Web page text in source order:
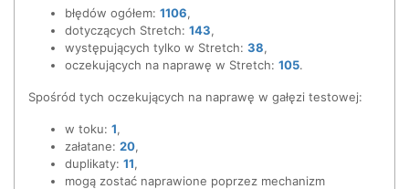
błędów ogółem: 1106,
dotyczących Stretch: 143,
występujących tylko w Stretch: 38,
oczekujących na naprawę w Stretch: 105.
Spośród tych oczekujących na naprawę w gałęzi testowej:
w toku: 1,
załatane: 20,
duplikaty: 11,
mogą zostać naprawione poprzez mechanizm